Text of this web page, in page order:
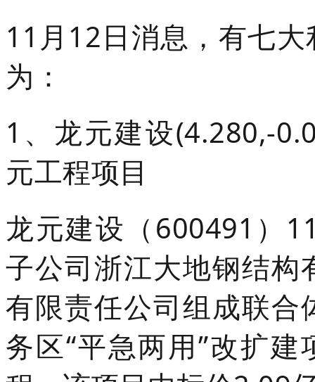
11月12日消息，有七
为：
1、龙元建设(4.280,-
元工程项目
龙元建设（600491）
子公司浙江大地钢结构
有限责任公司组成联合
务区“平急两用”改扩